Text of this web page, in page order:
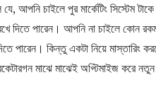
আপনি চাইলে পুর মার্কেটিং সিস্টেম টাকে
দিতে পারেন। আপনি না চাইলে কোন
পারেন। কিন্তু একটা নিয়ে মাস্তারিং
মাঝে মাঝেই অপ্টিমাইজ করে নতুন